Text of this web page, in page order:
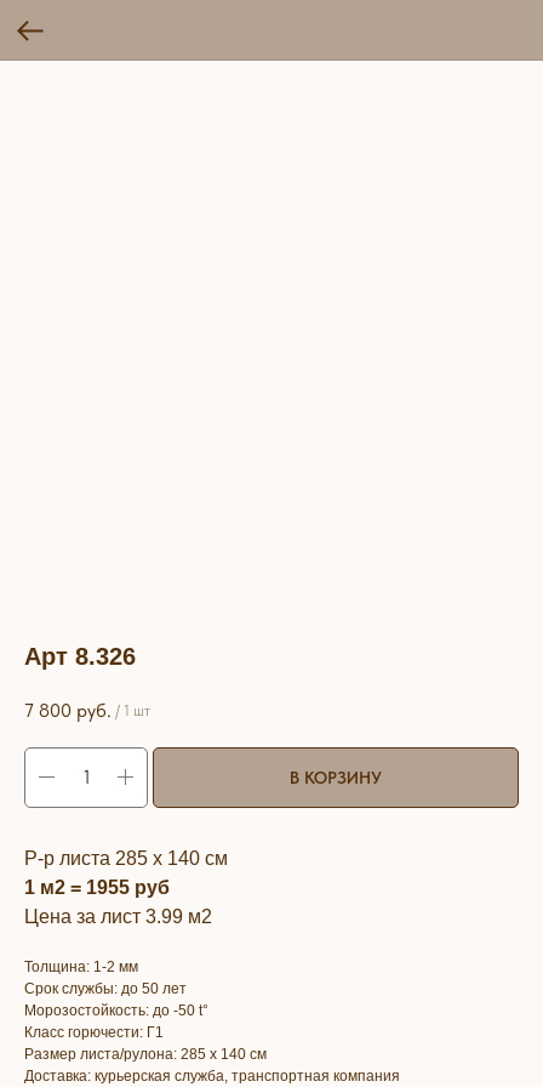
Арт 8.326
7 800 руб. / 1 шт
В КОРЗИНУ
Р-р листа 285 х 140 см
1 м2 = 1955 руб
Цена за лист 3.99 м2
Толщина: 1-2 мм
Срок службы: до 50 лет
Морозостойкость: до -50 t°
Класс горючести: Г1
Размер листа/рулона: 285 х 140 см
Доставка: курьерская служба, транспортная компания